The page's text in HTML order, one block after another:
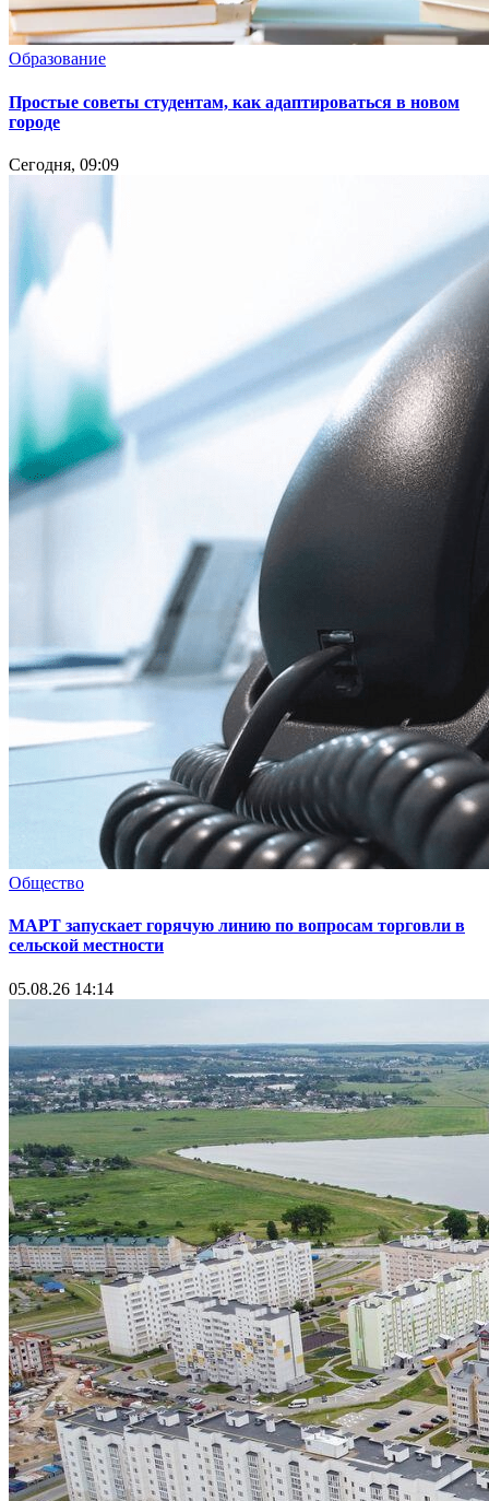
Образование
Простые советы студентам, как адаптироваться в новом
городе
Сегодня, 09:09
Общество
МАРТ запускает горячую линию по вопросам торговли в
сельской местности
05.08.26 14:14